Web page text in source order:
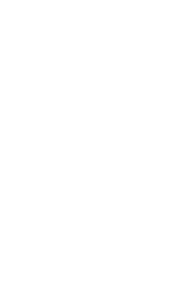
til
skal du
og
os!